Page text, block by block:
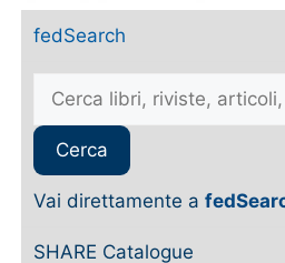
fedSearch
Vai direttamente a
SHARE Catalogue